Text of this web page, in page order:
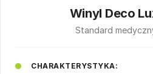
Winyl Deco
Standard
CHARAKTERYSTYKA: